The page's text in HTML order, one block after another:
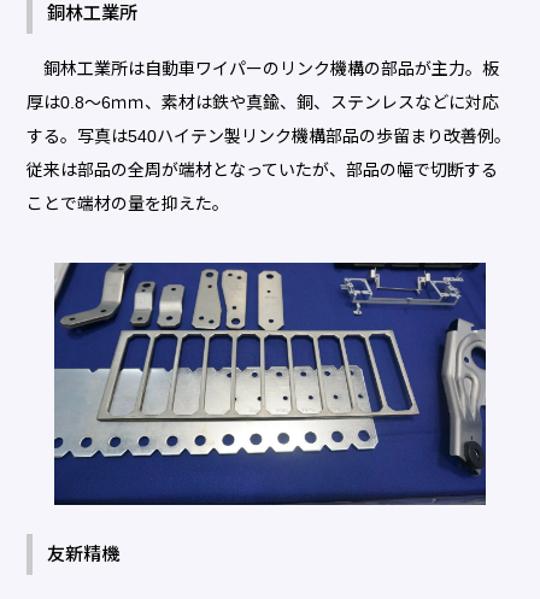
銅林工業所
銅林工業所は自動車ワイパーのリンク機構の部品が主力。板
厚は0.8～6ｍｍ、素材は鉄や真鍮、銅、ステンレスなどに対応
する。写真は540ハイテン製リンク機構部品の歩留まり改善例。
従来は部品の全周が端材となっていたが、部品の幅で切断する
ことで端材の量を抑えた。
友新精機